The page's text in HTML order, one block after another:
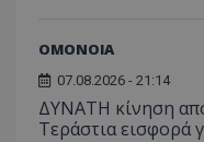
ΟΜΟΝΟΙΑ
07.08.2026 - 21:14
ΔΥΝΑΤΗ κίνηση
Τεράστια εισφορά